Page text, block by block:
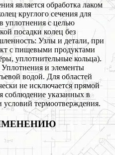
является обработка лаком
круглого сечения для
уплотнения с целью
посадки колец без
Узлы и детали, при
с пищевыми продуктами
уплотнительные кольца).
и элементы
водой. Для областей
не исключается прямой
соблюдение указанных в
термоотверждения.